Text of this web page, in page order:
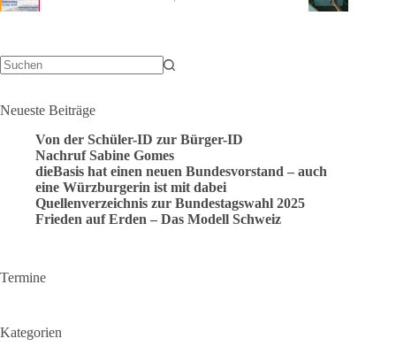
Neueste Beiträge
Von der Schüler-ID zur Bürger-ID
Nachruf Sabine Gomes
dieBasis hat einen neuen Bundesvorstand – auch
eine Würzburgerin ist mit dabei
Quellenverzeichnis zur Bundestagswahl 2025
Frieden auf Erden – Das Modell Schweiz
Termine
Kategorien